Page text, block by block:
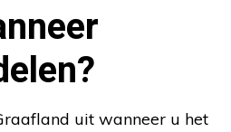
uit wanneer u het